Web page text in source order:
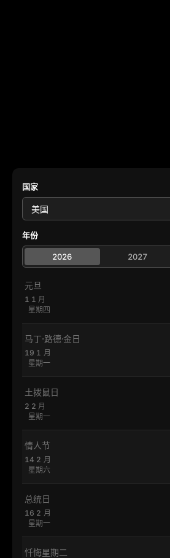
国家
年份
2026 2027
1 1 月
星期四
元旦
19 1 月
星期一
马丁·路德·金日
2 2 月
星期一
土拨鼠日
14 2 月
星期六
情人节
16 2 月
星期一
总统日
忏悔星期二